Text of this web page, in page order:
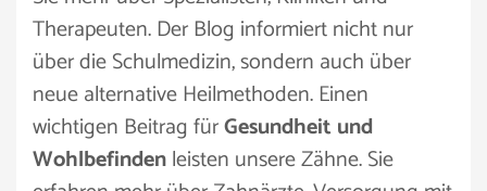
Therapeuten. Der Blog informiert nicht nur
über die Schulmedizin, sondern auch über
neue alternative Heilmethoden. Einen
wichtigen Beitrag fürGesundheit und
Wohlbefindenleisten unsere Zähne. Sie